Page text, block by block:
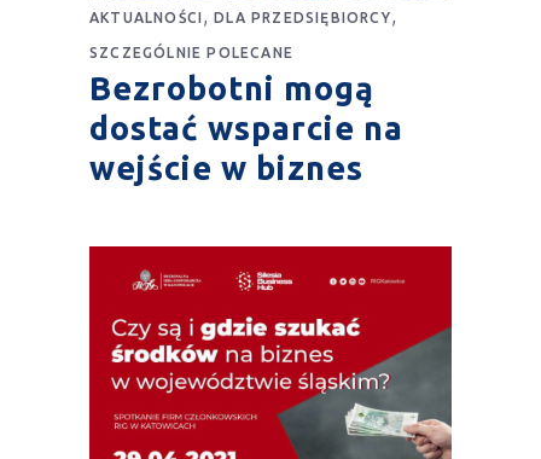
AKTUALNOŚCI ,DLA PRZEDSIĘBIORCY
SZCZEGÓLNIE POLECANE
Bezrobotni mogą
dostać wsparcie na
wejście w biznes